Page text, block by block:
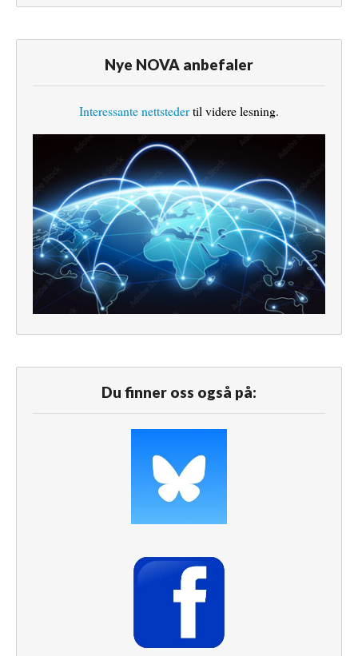
Nye NOVA anbefaler
Interessante nettstedertil videre lesning.
Du finner oss også på: